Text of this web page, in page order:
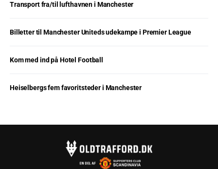
Transport fra/til lufthavnen i Manchester
Billetter til Manchester Uniteds udekampe i Premier League
Kom med ind på Hotel Football
Heiselbergs fem favoritsteder i Manchester